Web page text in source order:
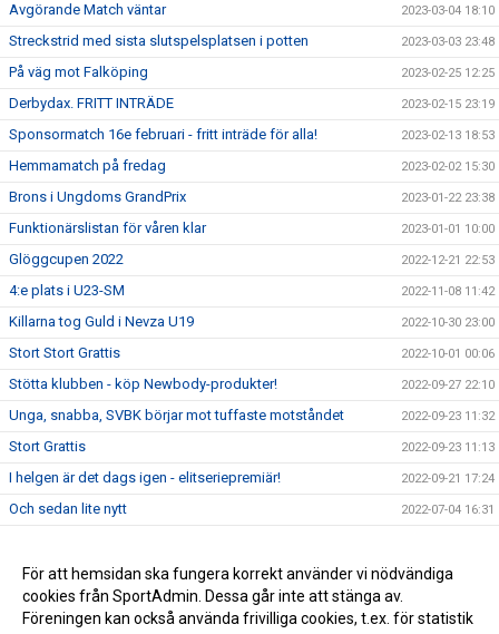
Avgörande Match väntar 2023-03-04 18:10
Streckstrid med sista slutspelsplatsen i potten 2023-03-03 23:48
På väg mot Falköping 2023-02-25 12:25
Derbydax. FRITT INTRÄDE 2023-02-15 23:19
Sponsormatch 16e februari - fritt inträde för alla! 2023-02-13 18:53
Hemmamatch på fredag 2023-02-02 15:30
Brons i Ungdoms GrandPrix 2023-01-22 23:38
Funktionärslistan för våren klar 2023-01-01 10:00
Glöggcupen 2022 2022-12-21 22:53
4:e plats i U23-SM 2022-11-08 11:42
Killarna tog Guld i Nevza U19 2022-10-30 23:00
Stort Stort Grattis 2022-10-01 00:06
Stötta klubben - köp Newbody-produkter! 2022-09-27 22:10
Unga, snabba, SVBK börjar mot tuffaste motståndet 2022-09-23 11:32
Stort Grattis 2022-09-23 11:13
I helgen är det dags igen - elitseriepremiär! 2022-09-21 17:24
Och sedan lite nytt 2022-07-04 16:31
Superkul 2022-06-27 16:34
Välkommen till Södertelge VBK! 2022-05-01 16:29
För att hemsidan ska fungera korrekt använder vi nödvändiga
cookies från SportAdmin. Dessa går inte att stänga av.
Föreningen kan också använda frivilliga cookies, t.ex. för statistik